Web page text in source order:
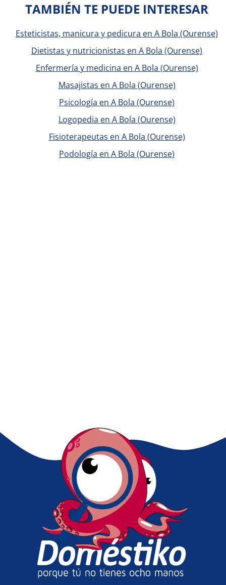
TAMBIÉN TE PUEDE INTERESAR
Esteticistas, manicura y pedicura en A Bola (Ourense)
Dietistas y nutricionistas en A Bola (Ourense)
Enfermería y medicina en A Bola (Ourense)
Masajistas en A Bola (Ourense)
Psicología en A Bola (Ourense)
Logopedia en A Bola (Ourense)
Fisioterapeutas en A Bola (Ourense)
Podología en A Bola (Ourense)